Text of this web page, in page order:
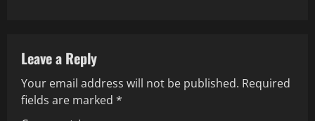
a
v
Leave a Reply
Your email address will not be published. Required
fields are marked *